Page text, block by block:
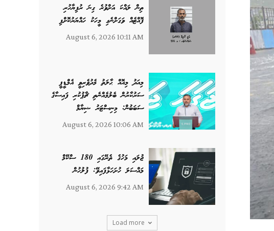
ތިން ލައްކަ އަށްވުރެ ގިނަ ރުފިޔާހުރި
ފޮއްޓެއް ވަގަށްނެގި މީހަކު ހައްޔަރުކޮށްފި
August 6, 2026 10:11 AM
މިއަދު މިއޮއް ޙާލަތު މެދުވެރިވީ އެމްޑީޕީ
ސަރުކާރުން ބެލުމެއްނެތި ޗާޕުކުރި ފައިސާގެ
ސަބަބުން: މިނިސްޓަރު ޝިޔާމް
August 6, 2026 10:06 AM
ޖުލައި މަހުގެ ތެރޭގައި 180 ސްކޭމް
މައްސަލަ ހުށަހަޅާފައިވޭ: ފުލުހުން
August 6, 2026 9:42 AM
Load more